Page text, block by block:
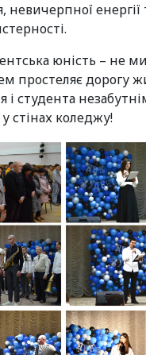
невичерпної енергії
юність – не
простеляє дорогу
і студента
стінах коледжу!